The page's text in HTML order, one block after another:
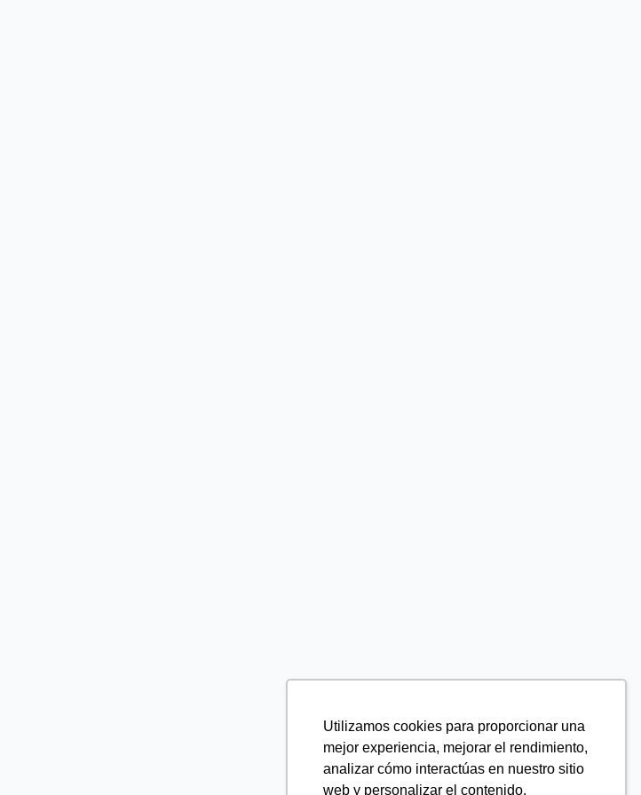
Utilizamos cookies para proporcionar una
mejor experiencia, mejorar el rendimiento,
analizar cómo interactúas en nuestro sitio
web y personalizar el contenido.